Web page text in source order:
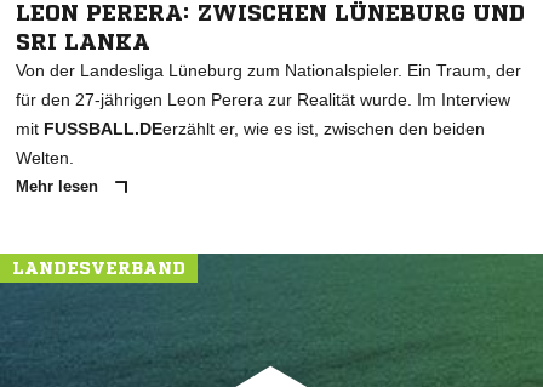
LEON PERERA: ZWISCHEN LÜNEBURG UND
SRI LANKA
Von der Landesliga Lüneburg zum Nationalspieler. Ein Traum, der
für den 27-jährigen Leon Perera zur Realität wurde. Im Interview
mit FUSSBALL.DEerzählt er, wie es ist, zwischen den beiden
Welten.
Mehr lesen
LANDESVERBAND